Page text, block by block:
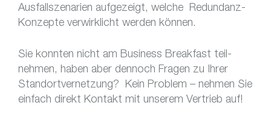
Ausfallszenarien aufgezeigt, welche Redundanz-
Konzepte verwirklicht werden können.
Sie konnten nicht am Busi­ness Break­fast teil­
nehmen, haben aber dennoch Fragen zu Ihrer
Standortvernetzung? Kein Problem – nehmen Sie
einfach direkt Kontakt mit unserem Vertrieb auf!